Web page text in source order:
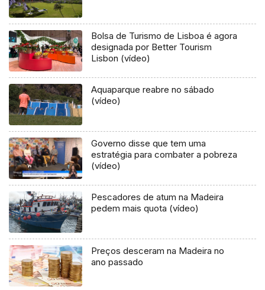
Bolsa de Turismo de Lisboa é agora
designada por Better Tourism
Lisbon (vídeo)
Aquaparque reabre no sábado
(vídeo)
Governo disse que tem uma
estratégia para combater a pobreza
(vídeo)
Pescadores de atum na Madeira
pedem mais quota (vídeo)
Preços desceram na Madeira no
ano passado